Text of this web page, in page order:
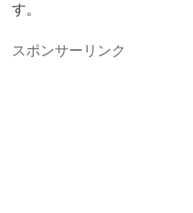
す。
スポンサーリンク